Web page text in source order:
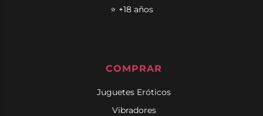
⭐ +18 años
COMPRAR
Juguetes Eróticos
Vibradores